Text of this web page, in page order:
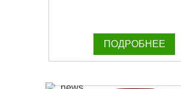
ПОДРОБНЕЕ